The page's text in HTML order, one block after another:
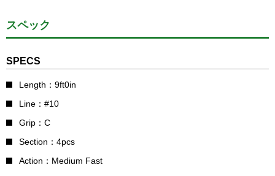
スペック
SPECS
Length：9ft0in
Line：#10
Grip：C
Section：4pcs
Action：Medium Fast